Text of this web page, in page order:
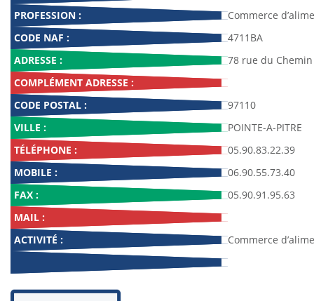
PROFESSION :
Commerce
CODE NAF :
4711BA
ADRESSE :
78 rue du
COMPLÉMENT ADRESSE :
CODE POSTAL :
97110
VILLE :
POINTE-A-PITRE
TÉLÉPHONE :
05.90.83.22.39
MOBILE :
06.90.55.73.40
FAX :
05.90.91.95.63
MAIL :
ACTIVITÉ :
Commerce